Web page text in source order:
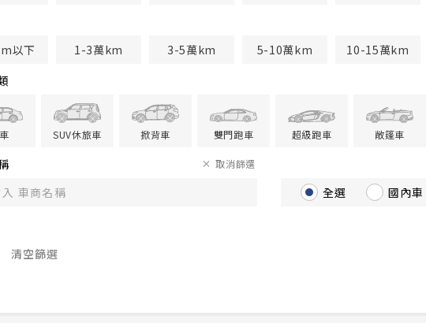
以下
1-3萬km 3-5萬km 5-10萬km
10-15萬km
SUV休旅車 掀背車 雙門跑車 超級跑車 敞篷車
取消篩選
全選 國內車
清空篩選